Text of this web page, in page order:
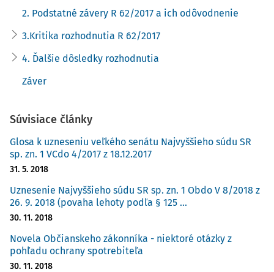
jednoznačne
2. Podstatné závery R 62/2017 a ich odôvodnenie
3.Kritika rozhodnutia R 62/2017
4. Ďalšie dôsledky rozhodnutia
Záver
Súvisiace články
Glosa k uzneseniu veľkého senátu Najvyššieho súdu SR
sp. zn. 1 VCdo 4/2017 z 18.12.2017
31. 5. 2018
Uznesenie Najvyššieho súdu SR sp. zn. 1 Obdo V 8/2018 z
26. 9. 2018 (povaha lehoty podľa § 125 ...
30. 11. 2018
Novela Občianskeho zákonníka - niektoré otázky z
pohľadu ochrany spotrebiteľa
30. 11. 2018